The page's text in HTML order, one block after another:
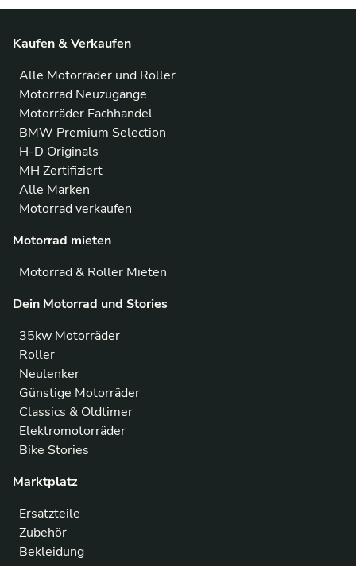
Kaufen & Verkaufen
Alle Motorräder und Roller
Motorrad Neuzugänge
Motorräder Fachhandel
BMW Premium Selection
H-D Originals
MH Zertifiziert
Alle Marken
Motorrad verkaufen
Motorrad mieten
Motorrad & Roller Mieten
Dein Motorrad und Stories
35kw Motorräder
Roller
Neulenker
Günstige Motorräder
Classics & Oldtimer
Elektromotorräder
Bike Stories
Marktplatz
Ersatzteile
Zubehör
Bekleidung